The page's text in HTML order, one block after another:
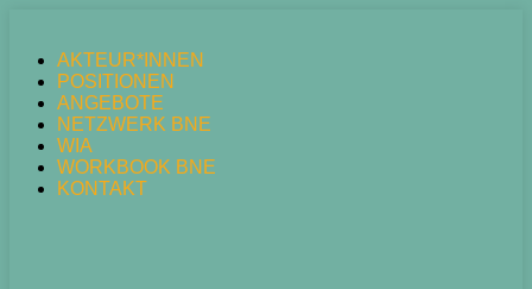
AKTEUR*INNEN
POSITIONEN
ANGEBOTE
NETZWERK BNE
WIA
WORKBOOK BNE
KONTAKT